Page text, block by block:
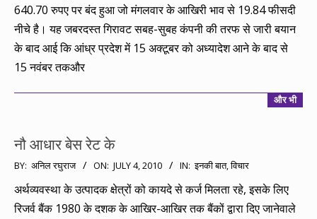
640.70 रुपए पर बंद हुआ जो मंगलवार के आखिरी भाव से 19.84 फीसदी
नीचे है। यह जबरदस्त गिरावट सबह-सुबह कंपनी की तरफ से जारी बयान
के बाद आई कि आंध्र प्रदेश में 15 अक्टूबर को अध्यादेश आने के बाद से
15 नवंबर तकऔर
और भी
नौ आधार बेस रेट के
2010-
07-
04
BY: अनिल रघुराज ON: JULY 4, 2010 IN: इनकी बात,विचार
अर्थव्यवस्था के उत्पादक क्षेत्रों को कायदे से कर्ज मिलता रहे, इसके लिए
रिजर्व बैंक 1980 के दशक के आखिर-आखिर तक बैंकों द्वारा दिए जानेवाले